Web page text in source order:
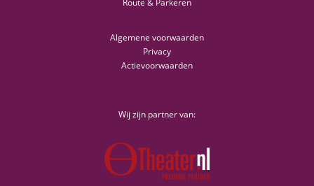
Route & Parkeren
Algemene voorwaarden
Privacy
Actievoorwaarden
Wij zijn partner van: